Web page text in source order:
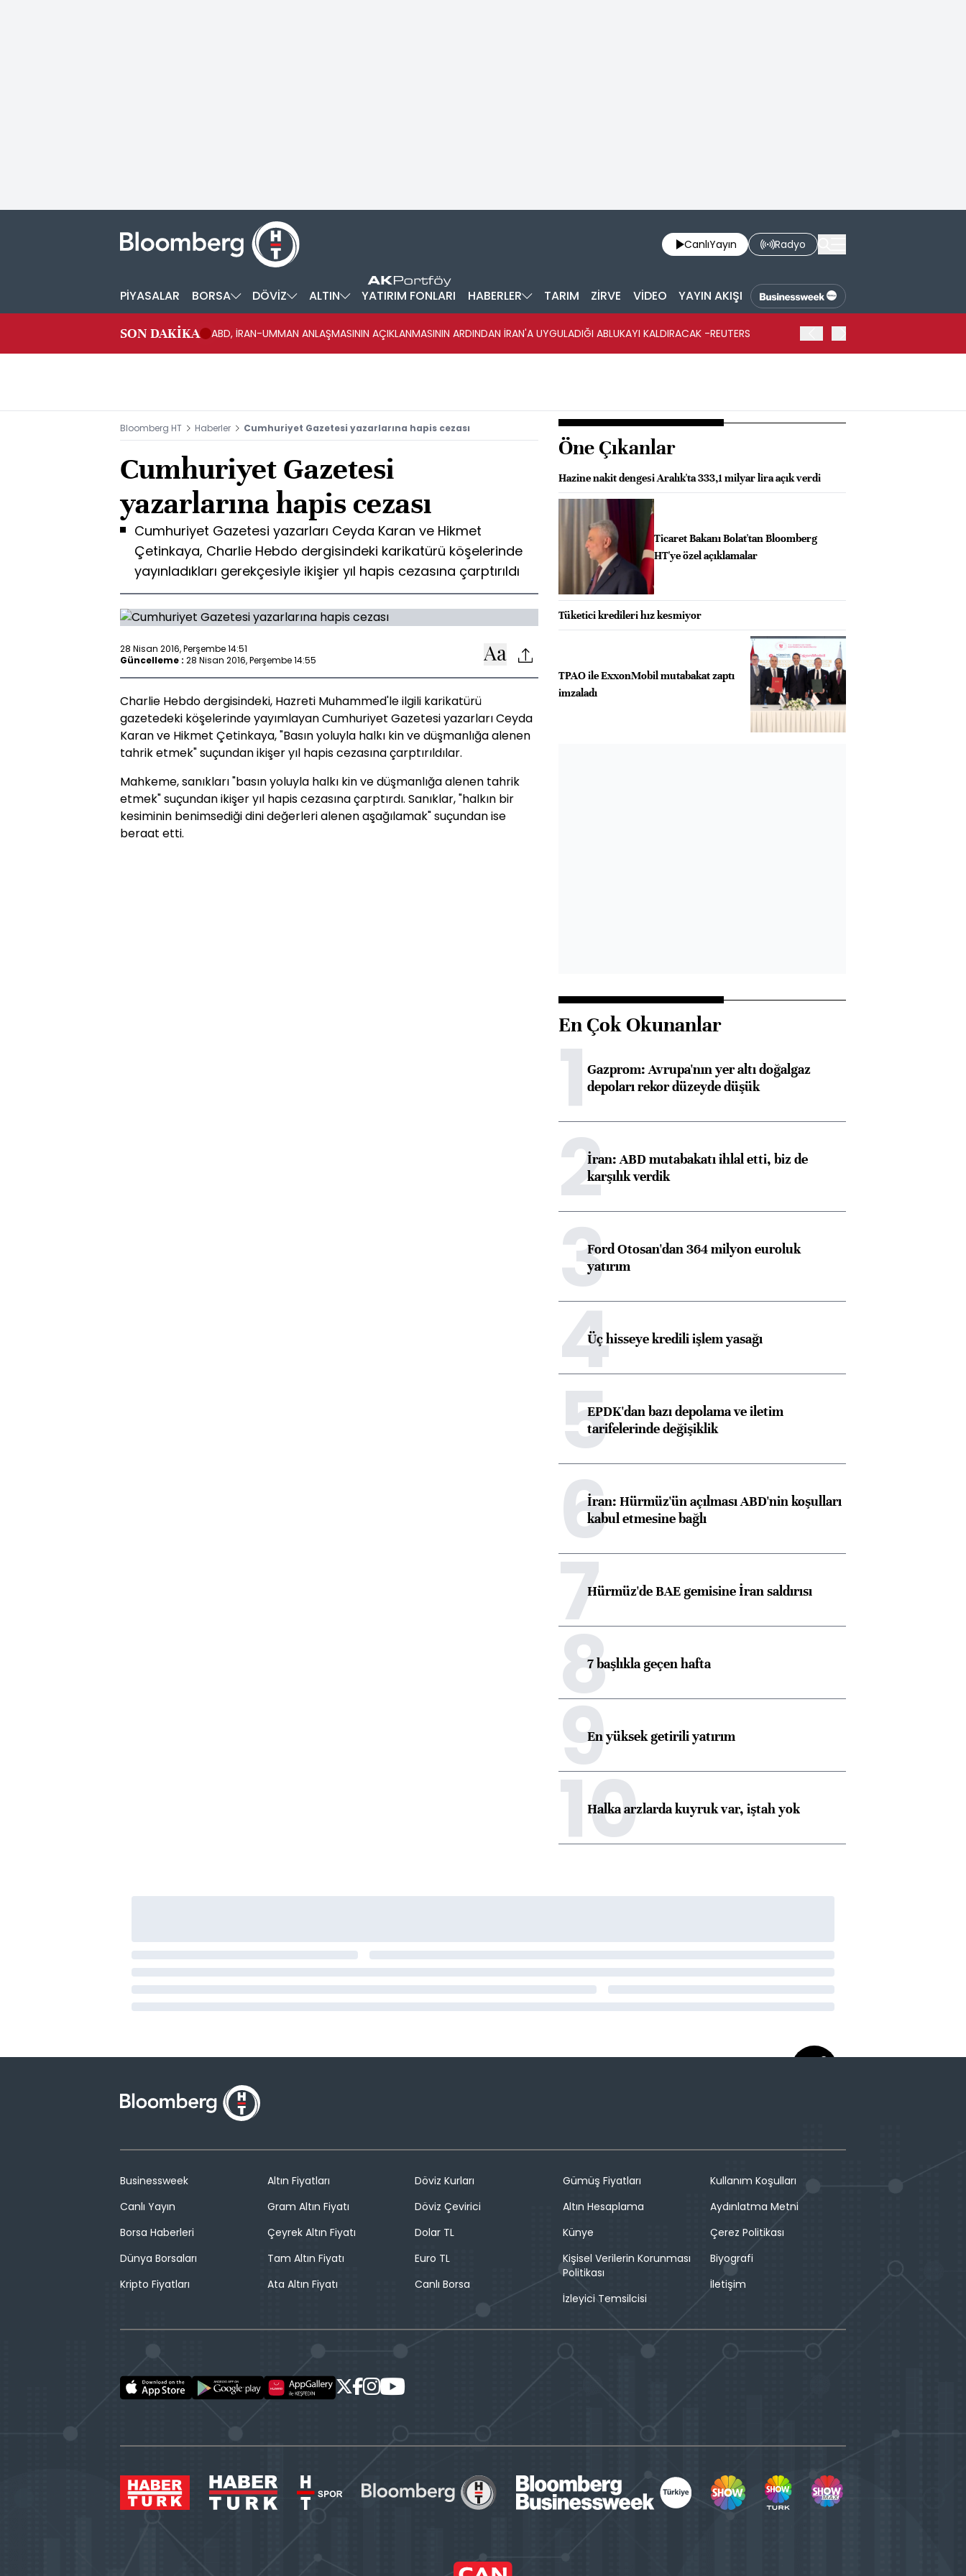
CanlıYayın Radyo
PİYASALAR BORSA DÖVİZ ALTIN YATIRIM FONLARI HABERLER TARIM ZİRVE VİDEO YAYIN AKIŞI
SON DAKİKA ABD, İRAN-UMMAN ANLAŞMASININ AÇIKLANMASININ ARDINDAN İRAN'A UYGULADIĞI ABLUKAYI KALDIRACAK -REUTERS
Bloomberg HT Haberler Cumhuriyet Gazetesi yazarlarına hapis cezası
Cumhuriyet Gazetesi
yazarlarına hapis cezası
Cumhuriyet Gazetesi yazarları Ceyda Karan ve Hikmet
Çetinkaya, Charlie Hebdo dergisindeki karikatürü köşelerinde
yayınladıkları gerekçesiyle ikişier yıl hapis cezasına çarptırıldı
28 Nisan 2016, Perşembe 14:51
Güncelleme : 28 Nisan 2016, Perşembe 14:55
Charlie Hebdo dergisindeki, Hazreti Muhammed'le ilgili karikatürü
gazetedeki köşelerinde yayımlayan Cumhuriyet Gazetesi yazarları Ceyda
Karan ve Hikmet Çetinkaya, "Basın yoluyla halkı kin ve düşmanlığa alenen
tahrik etmek" suçundan ikişer yıl hapis cezasına çarptırıldılar.
Mahkeme, sanıkları "basın yoluyla halkı kin ve düşmanlığa alenen tahrik
etmek" suçundan ikişer yıl hapis cezasına çarptırdı. Sanıklar, "halkın bir
kesiminin benimsediği dini değerleri alenen aşağılamak" suçundan ise
beraat etti.
Öne Çıkanlar
Hazine nakit dengesi Aralık'ta 333,1 milyar lira açık verdi
Ticaret Bakanı Bolat'tan Bloomberg
HT'ye özel açıklamalar
Tüketici kredileri hız kesmiyor
TPAO ile ExxonMobil mutabakat zaptı
imzaladı
En Çok Okunanlar
1Gazprom: Avrupa'nın yer altı doğalgaz
depoları rekor düzeyde düşük
2İran: ABD mutabakatı ihlal etti, biz de
karşılık verdik
3Ford Otosan'dan 364 milyon euroluk
yatırım
4Üç hisseye kredili işlem yasağı
5EPDK'dan bazı depolama ve iletim
tarifelerinde değişiklik
6İran: Hürmüz'ün açılması ABD'nin koşulları
kabul etmesine bağlı
7Hürmüz'de BAE gemisine İran saldırısı
87 başlıkla geçen hafta
9En yüksek getirili yatırım
10
Halka arzlarda kuyruk var, iştah yok
Businessweek
Canlı Yayın
Borsa Haberleri
Dünya Borsaları
Kripto Fiyatları
Altın Fiyatları
Gram Altın Fiyatı
Çeyrek Altın Fiyatı
Tam Altın Fiyatı
Ata Altın Fiyatı
Döviz Kurları
Döviz Çevirici
Dolar TL
Euro TL
Canlı Borsa
Gümüş Fiyatları
Altın Hesaplama
Künye
Kişisel Verilerin Korunması
Politikası
İzleyici Temsilcisi
Kullanım Koşulları
Aydınlatma Metni
Çerez Politikası
Biyografi
İletişim